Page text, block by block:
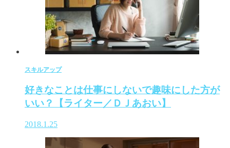
スキルアップ
好きなことは仕事にしないで趣味にした方が
いい？【ライター／ＤＪあおい】
2018.1.25